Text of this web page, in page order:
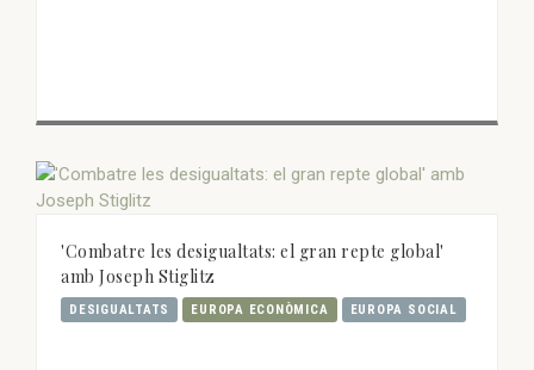
'Combatre les desigualtats: el gran repte global'
amb Joseph Stiglitz
DESIGUALTATS EUROPA ECONÒMICA EUROPA SOCIAL